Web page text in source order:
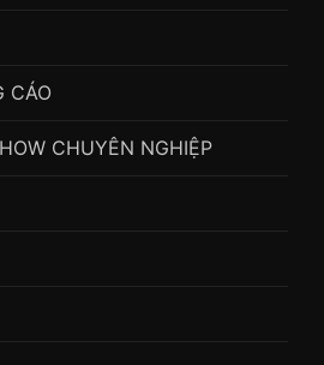
CÁO
CHUYÊN NGHIỆP